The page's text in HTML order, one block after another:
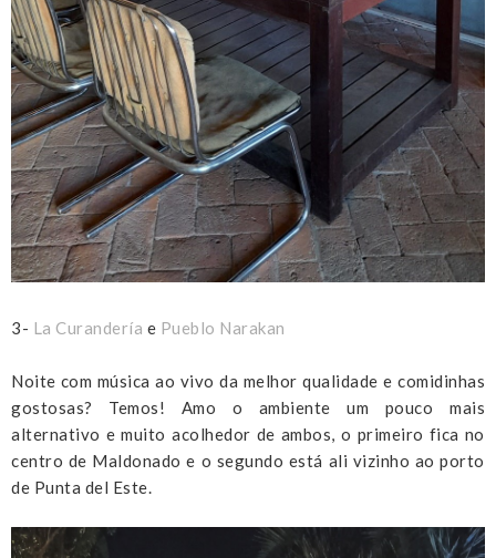
3- La Curandería e Pueblo Narakan
Noite com música ao vivo da melhor qualidade e comidinhas
gostosas? Temos! Amo o ambiente um pouco mais
alternativo e muito acolhedor de ambos, o primeiro fica no
centro de Maldonado e o segundo está ali vizinho ao porto
de Punta del Este.